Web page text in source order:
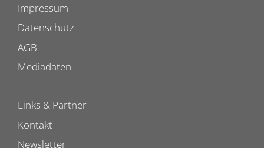
Impressum
Datenschutz
AGB
Mediadaten
Links & Partner
Kontakt
Newsletter